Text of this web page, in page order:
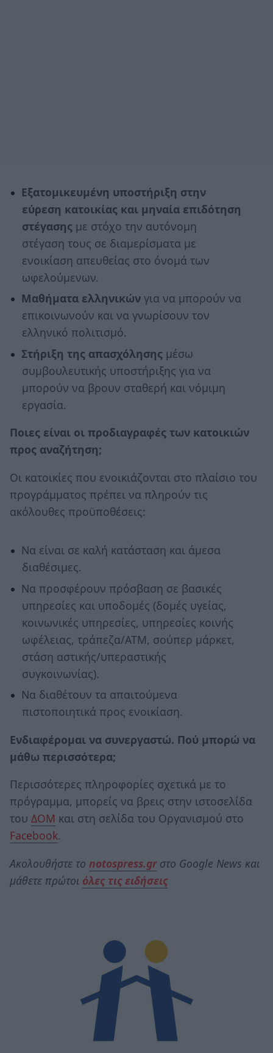
Εξατομικευμένη υποστήριξη στην
εύρεση κατοικίας και μηναία επιδότηση
στέγασης με στόχο την αυτόνομη
στέγαση τους σε διαμερίσματα με
ενοικίαση απευθείας στο όνομά των
ωφελούμενων.
Μαθήματα ελληνικών για να μπορούν να
επικοινωνούν και να γνωρίσουν τον
ελληνικό πολιτισμό.
Στήριξη της απασχόλησης μέσω
συμβουλευτικής υποστήριξης για να
μπορούν να βρουν σταθερή και νόμιμη
εργασία.
Ποιες είναι οι προδιαγραφές των κατοικιών
προς αναζήτηση;
Οι κατοικίες που ενοικιάζονται στο πλαίσιο του
προγράμματος πρέπει να πληρούν τις
ακόλουθες προϋποθέσεις:
Να είναι σε καλή κατάσταση και άμεσα
διαθέσιμες.
Να προσφέρουν πρόσβαση σε βασικές
υπηρεσίες και υποδομές (δομές υγείας,
κοινωνικές υπηρεσίες, υπηρεσίες κοινής
ωφέλειας, τράπεζα/ΑΤΜ, σούπερ μάρκετ,
στάση αστικής/υπεραστικής
συγκοινωνίας).
Να διαθέτουν τα απαιτούμενα
πιστοποιητικά προς ενοικίαση.
Ενδιαφέρομαι να συνεργαστώ. Πού μπορώ να
μάθω περισσότερα;
Περισσότερες πληροφορίες σχετικά με το
πρόγραμμα, μπορείς να βρεις στην ιστοσελίδα
του ΔΟΜ και στη σελίδα του Οργανισμού στο
Facebook.
Ακολουθήστε το notospress.grστο Google News και
μάθετε πρώτοι όλες τις ειδήσεις